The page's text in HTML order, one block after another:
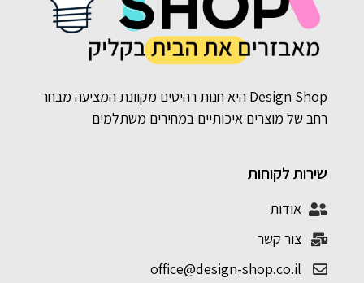
Design Shop היא חנות רהיטים מקוונת המציעה מבחר
רחב של מוצרים איכותיים במחירים משתלמים
שירות לקוחות
אודות
צור קשר
office@design-shop.co.il